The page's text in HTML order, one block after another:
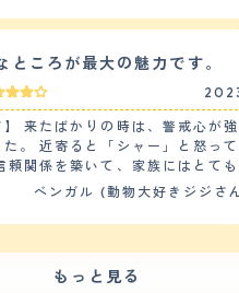
。 お留守番ではおとなしく
見えるところにいないと自分と
で鳴きます。 6か月をすぎてか
甘えるようになり一日のうち2
いる甘えん坊です。ベンガルの男
る子が多いいそうです。 【落ち着
まだまだ元気ですが、一日の大半
いていますが、うんちと、おし
往復もダッシュしてとても元気で
とよく鳴くのでまったりと落ち
います。ベンガルは運動量がとて
ところが最大の魅力です。
】 来たばかりの時は、警戒心が
。 近寄ると「シャー」と怒っ
頼関係を築いて、家族にはとて
した。 来客時は、押し入れやキ
せんが、家族以外は警戒心が強
こいのかもしれません。 野良猫が
ベンガル (動物大好きジジさ
もっと見る